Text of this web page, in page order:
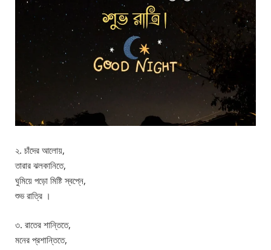
২. চাঁদের আলোয়,
তারার ঝলকানিতে,
ঘুমিয়ে পড়ো মিষ্টি স্বপ্নে,
শুভ রাত্রি ।
৩. রাতের শান্তিতে,
মনের প্রশান্তিতে,